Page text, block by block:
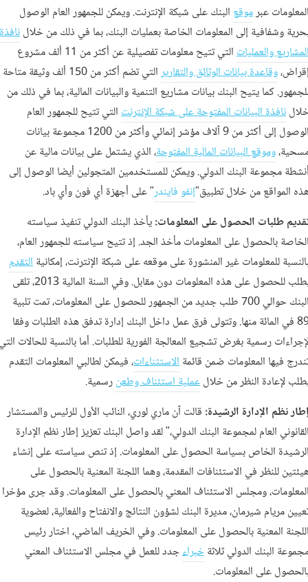
عبرموقع البنك على شبكة الإنترنت. ويمكن للجمهور العام الوصول
وشفافية إلى المعلومات الخاصة بعمليات البنك، بما في ذلك من خلالنافذة
والعمليات
التي تتيح معلومات تفصيلية عن أكثر من 11 ألف مشروع
وقاعدة بيانات الوثائق والتقارير
التي تضم أكثر من 150 ألف وثيقة متاحة
كما يتيح البنك بيانات مشاريع التنمية والبيانات المالية، بما في ذلك من
نافذة البيانات المفتوحة على شبكة الإنترنتالتي تتيح للجمهور العام
الوصول إلى أكثر من 9 آلاف مؤشر إنمائي وأكثر من 1200 مجموعة بيانات
وموقع البيانات المالية المفتوحة، الذي يشتمل على بيانات مالية عن
مجموعة البنك الدولي. ويمكن للمستخدمين المتجولين أيضا الوصول إلى
المواقع من خلال تطبيق"إنفو فايندر" على أجهزة أي فون وأي باد.
طلبات الحصول على المعلومات:يأخذ البنك الدولي تنفيذ سياسته
بالحصول على المعلومات مأخذ الجد. إذ تتيح سياسته للجمهور العام،
للمعلومات غير المنشورة على موقعه على شبكة الإنترنت، إمكانيةالتقدم
بطلب للحصول على هذه المعلومات دون مقابل. وفي السنة المالية 2013، تلقى
البنك حوالي 700 طلب جديد من الجمهور للحصول على المعلومات، تمت تلبية
89 في المائة منها. وتتولى فرق عمل داخل البنك إدارة تدفق هذه الطلبات وفقا
رسمية بغرض تشجيع المعالجة الفورية للطلبات. أما بالنسبة للحالات
فيها المعلومات ضمن قائمةالاستثناءات، فيمكن لطالبي المعلومات التقدم
لإعادة النظر من خلالعملية استئناف وطعنرسمية.
نظم الإدارة الرشيدة: قالت آن ماري لوري، النائب الأول للرئيس والمستشار
العام لمجموعة البنك الدولي،" لقد واصل البنك تعزيز إطار نظم الإدارة
الخاص بسياسة الحصول على المعلومات. إذ تنص سياسته على إنشاء
للنظر في الاستئنافات المقدمة، وهما اللجنة المعنية بالحصول على
ومجلس الاستئناف المعني بالحصول على المعلومات. وقد جرى مؤخرا
مريام شيرمان، مديرة البنك لشؤون النتائج والانفتاح والفعالية، لعضوية
المعنية بالحصول على المعلومات. وفي الخريف الماضي، اختار رئيس
البنك الدولي ثلاثةخبراءجدد للعمل في مجلس الاستئناف المعني
على المعلومات.